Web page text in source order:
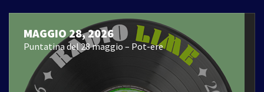
MAGGIO 28, 2026
Puntatina del 28 maggio – Pot-ere